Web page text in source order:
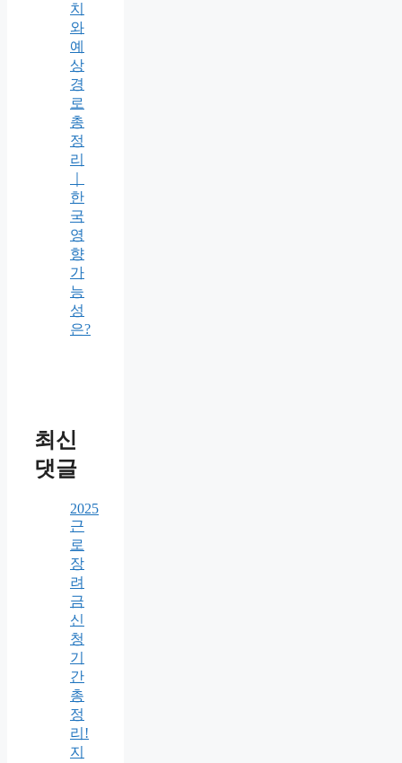
치
와
예
상
경
로
총
정
리
한
국
영
향
가
능
성
은?
최신
댓글
2025
근
로
장
려
금
신
청
기
간
총
정
리!
지